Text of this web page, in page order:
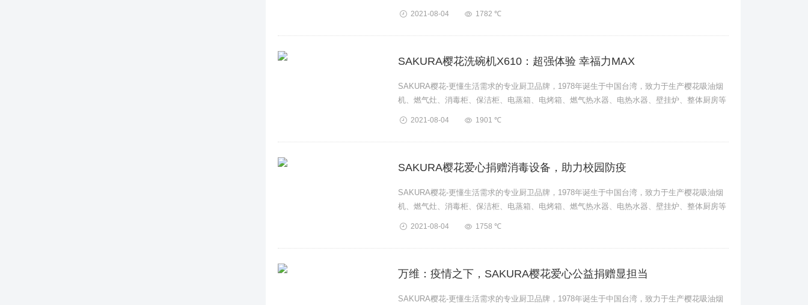
2021-08-04 1782 ℃
SAKURA樱花洗碗机X610：超强体验 幸福力MAX
SAKURA樱花-更懂生活需求的专业厨卫品牌，1978年诞生于中国台湾，致力于生产樱花吸油烟
机、燃气灶、消毒柜、保洁柜、电蒸箱、电烤箱、燃气热水器、电热水器、壁挂炉、整体厨房等
2021-08-04 1901 ℃
SAKURA樱花爱心捐赠消毒设备，助力校园防疫
SAKURA樱花-更懂生活需求的专业厨卫品牌，1978年诞生于中国台湾，致力于生产樱花吸油烟
机、燃气灶、消毒柜、保洁柜、电蒸箱、电烤箱、燃气热水器、电热水器、壁挂炉、整体厨房等
2021-08-04 1758 ℃
万维：疫情之下，SAKURA樱花爱心公益捐赠显担当
SAKURA樱花-更懂生活需求的专业厨卫品牌，1978年诞生于中国台湾，致力于生产樱花吸油烟